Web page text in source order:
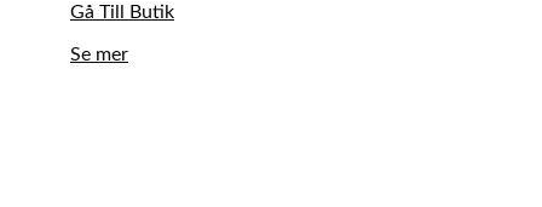
Gå Till Butik
Se mer